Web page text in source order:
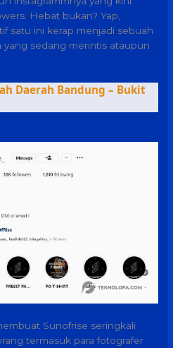
Hebat bukan? Yap,
satu ini kerap menjadi sebuah
yang sedang merintis ataupun
Daerah Bandung – Bukit
Sunofrise seringkali
termasuk para fotografer